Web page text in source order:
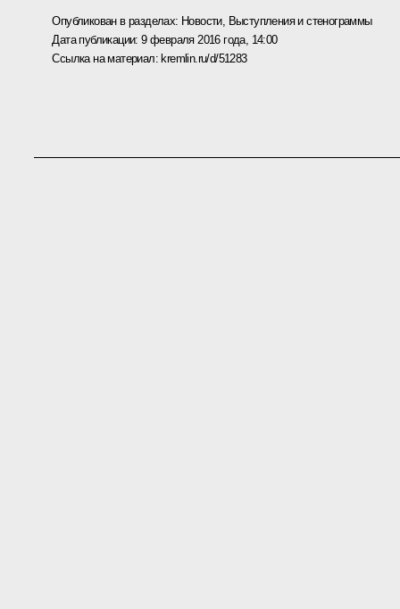
Опубликован в разделах: Новости, Выступления и стенограммы
Дата публикации:9 февраля 2016 года, 14:00
Ссылка на материал: kremlin.ru/d/51283